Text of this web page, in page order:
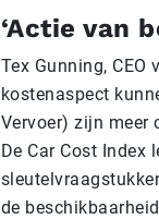
‘Actie van
Tex Gunning,
kostenaspect
Vervoer) zijn meer
De Car Cost
de